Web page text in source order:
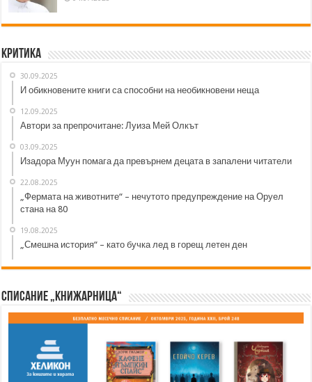
Критика
30.09.2025
И обикновените книги са способни на необикновени неща
12.09.2025
Автори за препрочитане: Луиза Мей Олкът
03.09.2025
Изадора Муун помага да превърнем децата в запалени читатели
22.08.2025
„Фермата на животните“ – нечутото предупреждение на Оруел
стана на 80
19.08.2025
„Смешна история“ – като бучка лед в горещ летен ден
Списание „Книжарница“